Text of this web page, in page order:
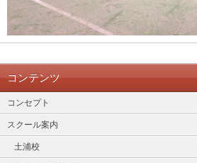
コンテンツ
コンセプト
スクール案内
土浦校